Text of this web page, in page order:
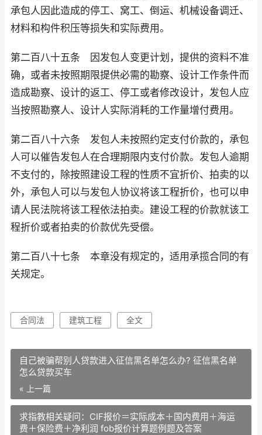
承包人因此造成的停工、窝工、倒运、机械设备调迁、
材料和构件积压等损失和实际费用。
第二百八十五条 因发包人变更计划，提供的资料不准
确，或者未按照期限提供必需的勘察、设计工作条件而
造成勘察、设计的返工、停工或者修改设计，发包人应
当按照勘察人、设计人实际消耗的工作量增付费用。
第二百八十六条 发包人未按照约定支付价款的，承包
人可以催告发包人在合理期限内支付价款。发包人逾期
不支付的，除按照建设工程的性质不宜折价、拍卖的以
外，承包人可以与发包人协议将该工程折价，也可以申
请人民法院将该工程依法拍卖。建设工程的价款就该工
程折价或者拍卖的价款优先受偿。
第二百八十七条 本章没有规定的，适用承揽合同的有
关规定。
合同法 建筑工程 全文
自己被骗帮别人贷款进入征信黑名单怎么办? 征信黑名单
怎么贷款买车
« 上一篇
求指教相关疑问：CIF报价＝实际成本＋国内费用＋海运
费＋保险费＋净利润 fob报价计算题例题及答案